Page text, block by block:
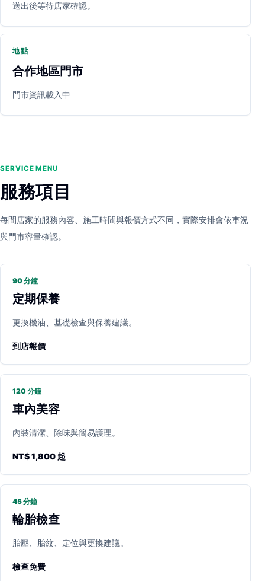
立即預約 開啟地圖 其他店家
送出後等待店家確認。
地點
合作地區門市
門市資訊載入中
SERVICE MENU
服務項目
每間店家的服務內容、施工時間與報價方式不同，實際安排會依車況
與門市容量確認。
90 分鐘
定期保養
更換機油、基礎檢查與保養建議。
到店報價
120 分鐘
車內美容
內裝清潔、除味與簡易護理。
NT$ 1,800 起
45 分鐘
輪胎檢查
胎壓、胎紋、定位與更換建議。
檢查免費